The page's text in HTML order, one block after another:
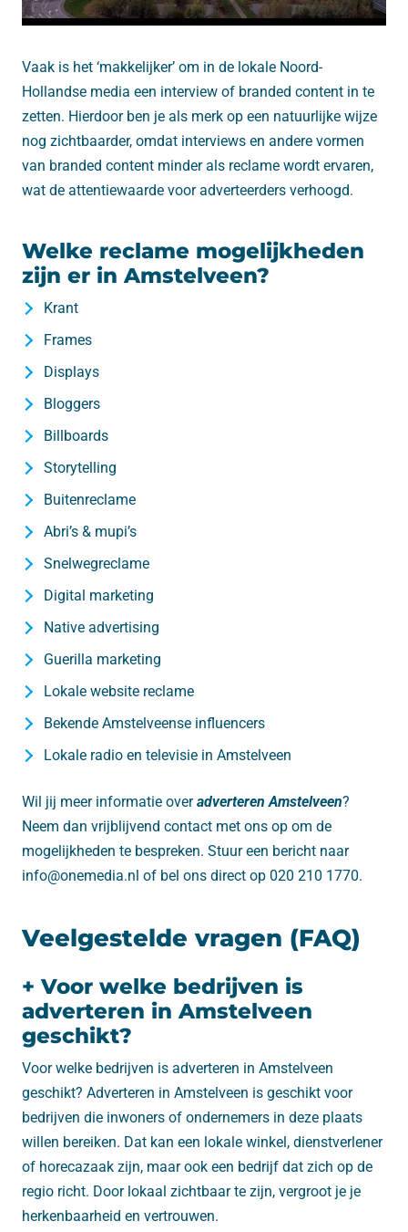
Vaak is het ‘makkelijker’ om in de lokale Noord-
Hollandse media een interview of branded content in te
zetten. Hierdoor ben je als merk op een natuurlijke wijze
nog zichtbaarder, omdat interviews en andere vormen
van branded content minder als reclame wordt ervaren,
wat de attentiewaarde voor adverteerders verhoogd.
Welke reclame mogelijkheden
zijn er in Amstelveen?
Krant
Frames
Displays
Bloggers
Billboards
Storytelling
Buitenreclame
Abri’s & mupi’s
Snelwegreclame
Digital marketing
Native advertising
Guerilla marketing
Lokale website reclame
Bekende Amstelveense influencers
Lokale radio en televisie in Amstelveen
Wil jij meer informatie overadverteren Amstelveen?
Neem dan vrijblijvend contact met ons op om de
mogelijkheden te bespreken. Stuur een bericht naar
info@onemedia.nl of bel ons direct op 020 210 1770.
Veelgestelde vragen (FAQ)
+ Voor welke bedrijven is
adverteren in Amstelveen
geschikt?
Voor welke bedrijven is adverteren in Amstelveen
geschikt? Adverteren in Amstelveen is geschikt voor
bedrijven die inwoners of ondernemers in deze plaats
willen bereiken. Dat kan een lokale winkel, dienstverlener
of horecazaak zijn, maar ook een bedrijf dat zich op de
regio richt. Door lokaal zichtbaar te zijn, vergroot je je
herkenbaarheid en vertrouwen.